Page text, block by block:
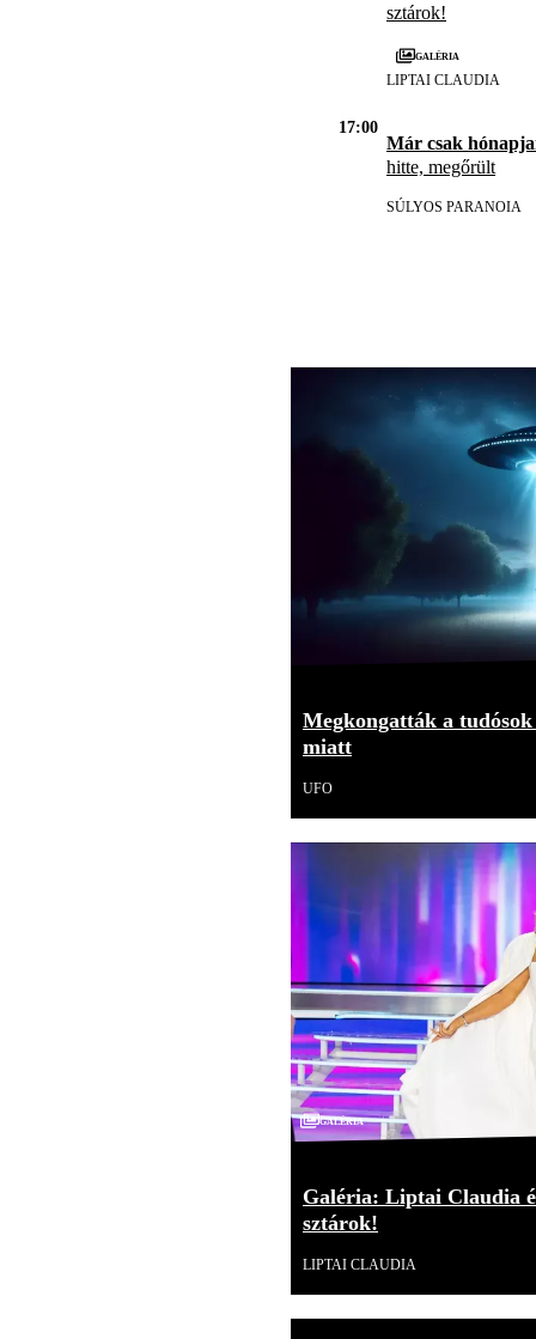
sztárok!
Galéria
LIPTAI CLAUDIA
17:00
Már csak
hitte, megőrült
SÚLYOS PARANOIA
Megkongatták a
miatt
UFO
Galéria
Galéria: Liptai Claudia
sztárok!
LIPTAI CLAUDIA